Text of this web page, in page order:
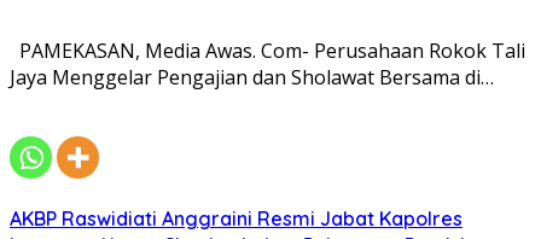
PAMEKASAN, Media Awas. Com- Perusahaan Rokok Tali
Jaya Menggelar Pengajian dan Sholawat Bersama di…
AKBP Raswidiati Anggraini Resmi Jabat Kapolres